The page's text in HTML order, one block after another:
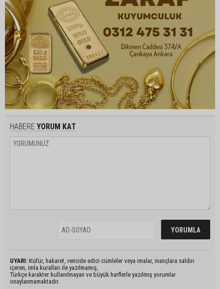
HABERE YORUM KAT
UYARI: Küfür, hakaret, rencide edici cümleler veya imalar, inançlara saldırı
içeren, imla kuralları ile yazılmamış,
Türkçe karakter kullanılmayan ve büyük harflerle yazılmış yorumlar
onaylanmamaktadır.